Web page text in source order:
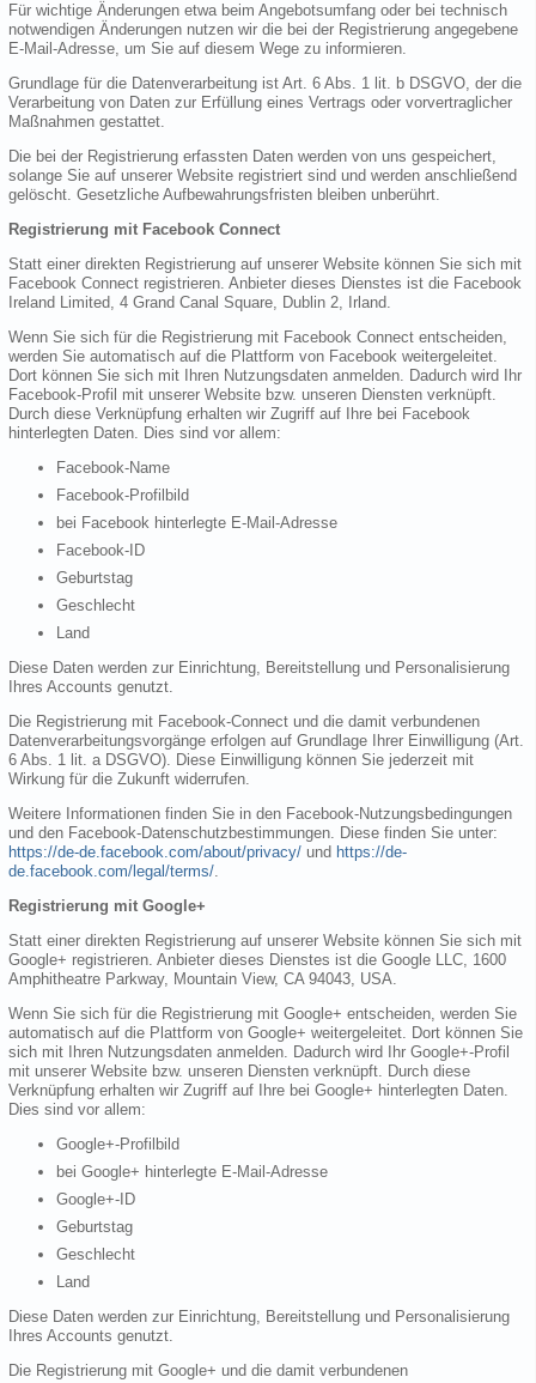
Für wichtige Änderungen etwa beim Angebotsumfang oder bei technisch
notwendigen Änderungen nutzen wir die bei der Registrierung angegebene
E-Mail-Adresse, um Sie auf diesem Wege zu informieren.
Grundlage für die Datenverarbeitung ist Art. 6 Abs. 1 lit. b DSGVO, der die
Verarbeitung von Daten zur Erfüllung eines Vertrags oder vorvertraglicher
Maßnahmen gestattet.
Die bei der Registrierung erfassten Daten werden von uns gespeichert,
solange Sie auf unserer Website registriert sind und werden anschließend
gelöscht. Gesetzliche Aufbewahrungsfristen bleiben unberührt.
Registrierung mit Facebook Connect
Statt einer direkten Registrierung auf unserer Website können Sie sich mit
Facebook Connect registrieren. Anbieter dieses Dienstes ist die Facebook
Ireland Limited, 4 Grand Canal Square, Dublin 2, Irland.
Wenn Sie sich für die Registrierung mit Facebook Connect entscheiden,
werden Sie automatisch auf die Plattform von Facebook weitergeleitet.
Dort können Sie sich mit Ihren Nutzungsdaten anmelden. Dadurch wird Ihr
Facebook-Profil mit unserer Website bzw. unseren Diensten verknüpft.
Durch diese Verknüpfung erhalten wir Zugriff auf Ihre bei Facebook
hinterlegten Daten. Dies sind vor allem:
Facebook-Name
Facebook-Profilbild
bei Facebook hinterlegte E-Mail-Adresse
Facebook-ID
Geburtstag
Geschlecht
Land
Diese Daten werden zur Einrichtung, Bereitstellung und Personalisierung
Ihres Accounts genutzt.
Die Registrierung mit Facebook-Connect und die damit verbundenen
Datenverarbeitungsvorgänge erfolgen auf Grundlage Ihrer Einwilligung (Art.
6 Abs. 1 lit. a DSGVO). Diese Einwilligung können Sie jederzeit mit
Wirkung für die Zukunft widerrufen.
Weitere Informationen finden Sie in den Facebook-Nutzungsbedingungen
und den Facebook-Datenschutzbestimmungen. Diese finden Sie unter:
https://de-de.facebook.com/about/privacy/ und https://de-
de.facebook.com/legal/terms/.
Registrierung mit Google+
Statt einer direkten Registrierung auf unserer Website können Sie sich mit
Google+ registrieren. Anbieter dieses Dienstes ist die Google LLC, 1600
Amphitheatre Parkway, Mountain View, CA 94043, USA.
Wenn Sie sich für die Registrierung mit Google+ entscheiden, werden Sie
automatisch auf die Plattform von Google+ weitergeleitet. Dort können Sie
sich mit Ihren Nutzungsdaten anmelden. Dadurch wird Ihr Google+-Profil
mit unserer Website bzw. unseren Diensten verknüpft. Durch diese
Verknüpfung erhalten wir Zugriff auf Ihre bei Google+ hinterlegten Daten.
Dies sind vor allem:
Google+-Profilbild
bei Google+ hinterlegte E-Mail-Adresse
Google+-ID
Geburtstag
Geschlecht
Land
Diese Daten werden zur Einrichtung, Bereitstellung und Personalisierung
Ihres Accounts genutzt.
Die Registrierung mit Google+ und die damit verbundenen